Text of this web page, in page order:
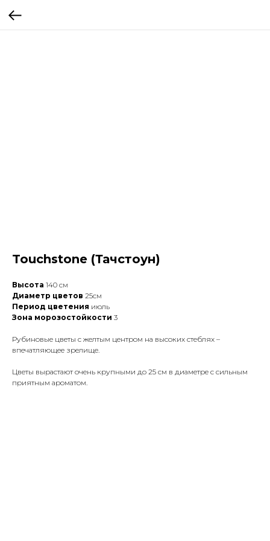
Touchstone (Тачстоун)
Высота 140 см
Диаметр цветов 25см
Период цветения июль
Зона морозостойкости 3
Рубиновые цветы с желтым центром на высоких стеблях –
впечатляющее зрелище.
Цветы вырастают очень крупными до 25 см в диаметре с сильным
приятным ароматом.